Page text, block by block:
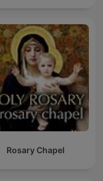
Rosary Chapel